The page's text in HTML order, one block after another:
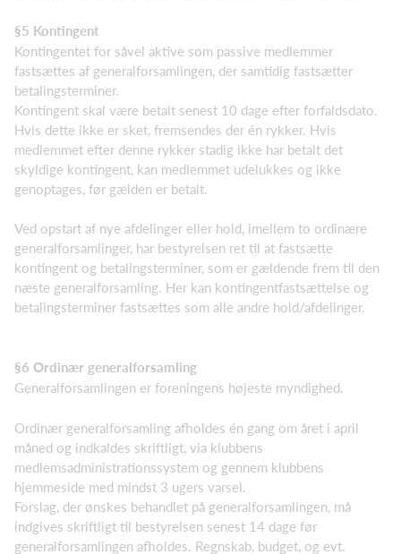
§5 Kontingent
Kontingentet for såvel aktive som passive medlemmer
fastsættes af generalforsamlingen, der samtidig fastsætter
betalingsterminer.
Kontingent skal være betalt senest 10 dage efter forfaldsdato.
Hvis dette ikke er sket, fremsendes der én rykker. Hvis
medlemmet efter denne rykker stadig ikke har betalt det
skyldige kontingent, kan medlemmet udelukkes og ikke
genoptages, før gælden er betalt.
Ved opstart af nye afdelinger eller hold, imellem to ordinære
generalforsamlinger, har bestyrelsen ret til at fastsætte
kontingent og betalingsterminer, som er gældende frem til den
næste generalforsamling. Her kan kontingentfastsættelse og
betalingsterminer fastsættes som alle andre hold/afdelinger.
§6 Ordinær generalforsamling
Generalforsamlingen er foreningens højeste myndighed.
Ordinær generalforsamling afholdes én gang om året i april
måned og indkaldes skriftligt, via klubbens
medlemsadministrationssystem og gennem klubbens
hjemmeside med mindst 3 ugers varsel.
Forslag, der ønskes behandlet på generalforsamlingen, må
indgives skriftligt til bestyrelsen senest 14 dage før
generalforsamlingen afholdes. Regnskab, budget, og evt.